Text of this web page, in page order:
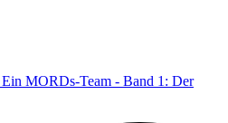
MORDs-Team - Band 1: Der